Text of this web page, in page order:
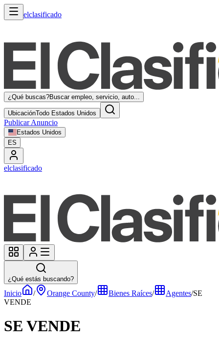
elclasificado
¿Qué buscas?Buscar empleo, servicio, auto...
UbicaciónTodo Estados Unidos
Publicar Anuncio
Estados Unidos
ES
elclasificado
¿Qué estás buscando?
Inicio / Orange County/ Bienes Raíces/ Agentes/SE
VENDE
SE VENDE